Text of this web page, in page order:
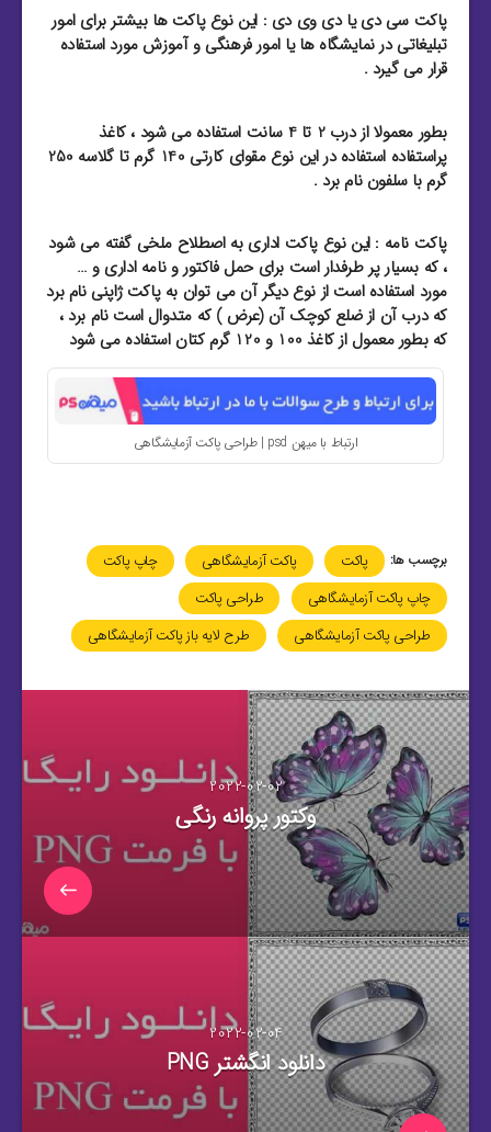
پاکت سی دی یا دی وی دی : این نوع پاکت ها بیشتر برای امور
تبلیغاتی در نمایشگاه ها یا امور فرهنگی و آموزش مورد استفاده
قرار می گیرد .
بطور معمولا از درب 2 تا 4 سانت استفاده می شود ، کاغذ
پراستفاده استفاده در این نوع مقوای کارتی 140 گرم تا گلاسه 250
گرم با سلفون نام برد .
پاکت نامه : این نوع پاکت اداری به اصطلاح ملخی گفته می شود
، که بسیار پر طرفدار است برای حمل فاکتور و نامه اداری و …
مورد استفاده است از نوع دیگر آن می توان به پاکت ژاپنی نام برد
که درب آن از ضلع کوچک آن (عرض ) که متدوال است نام برد ،
که بطور معمول از کاغذ 100 و 120 گرم کتان استفاده می شود
ارتباط با میهن psd | طراحی پاکت آزمایشگاهی
برچسب ها: پاکت پاکت آزمایشگاهی
چاپ پاکت
چاپ پاکت آزمایشگاهی
طراحی پاکت
طراحی پاکت آزمایشگاهی
طرح لایه باز پاکت آزمایشگاهی
2022-02-02
وکتور پروانه رنگی
2022-02-04
دانلود انگشتر PNG